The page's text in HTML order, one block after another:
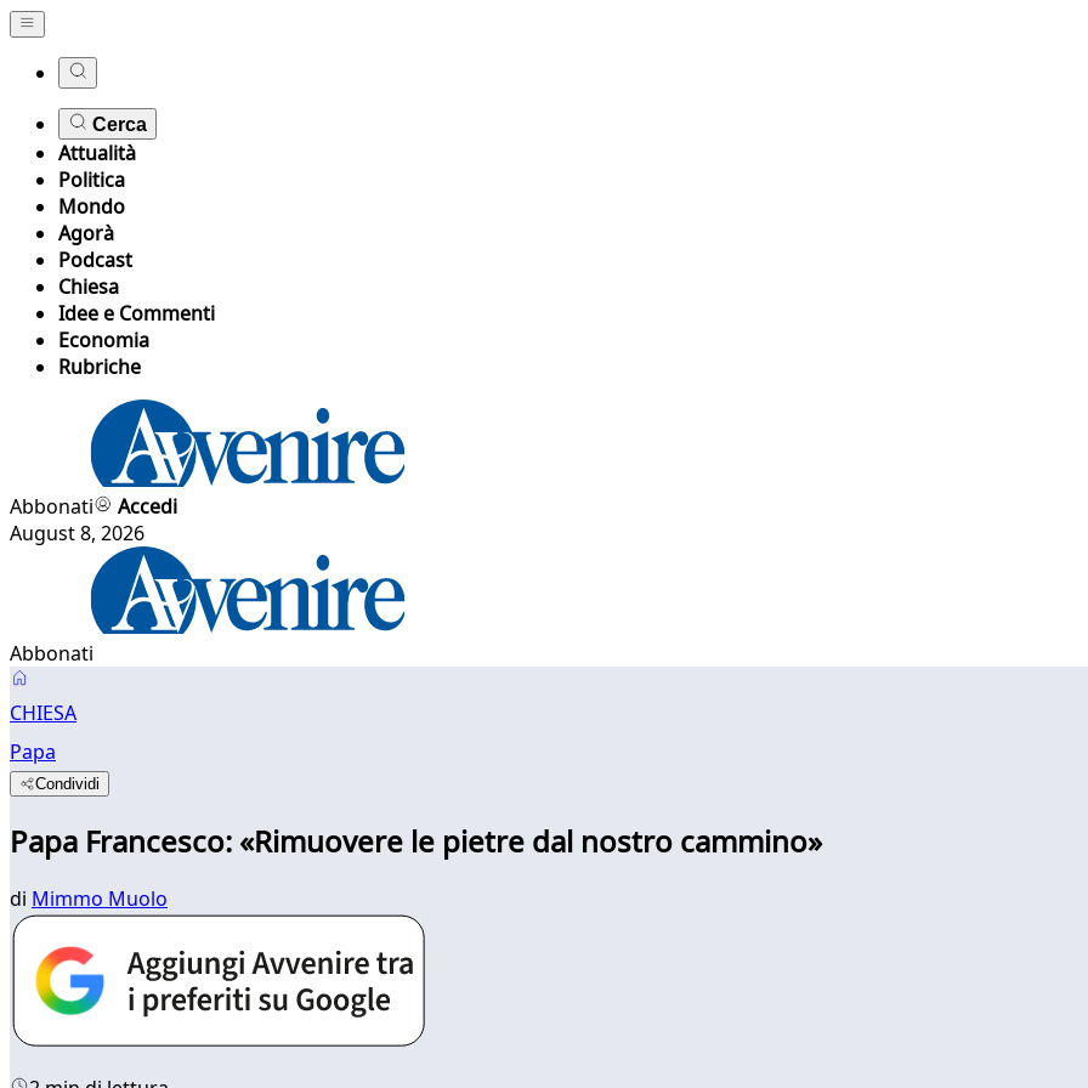
Cerca
Attualità
Politica
Mondo
Agorà
Podcast
Chiesa
Idee e Commenti
Economia
Rubriche
Abbonati
Accedi
August 8, 2026
Abbonati
CHIESA
Papa
Condividi
Papa Francesco: «Rimuovere le pietre dal nostro cammino»
di Mimmo Muolo